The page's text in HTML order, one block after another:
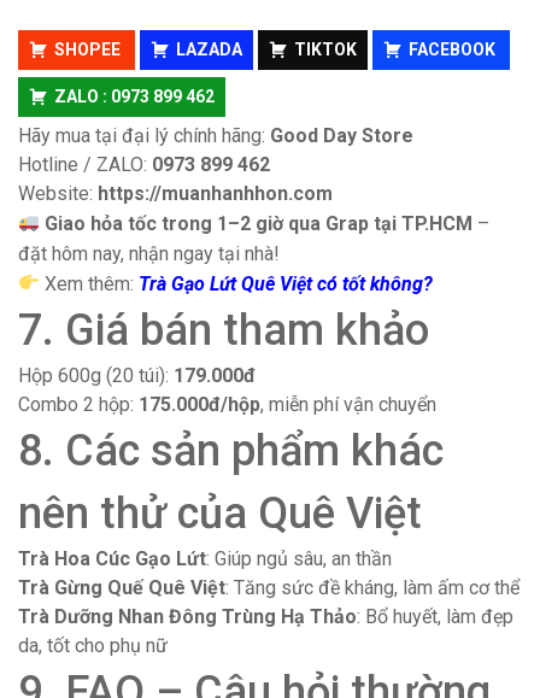
SHOPEE LAZADA TIKTOK FACEBOOK
ZALO : 0973 899 462
Hãy mua tại đại lý chính hãng: Good Day Store
Hotline / ZALO: 0973 899 462
Website: https://muanhanhhon.com
Giao hỏa tốc trong 1–2 giờ qua Grap tại TP.HCM –
đặt hôm nay, nhận ngay tại nhà!
Xem thêm: Trà Gạo Lứt Quê Việt có tốt không?
7. Giá bán tham khảo
Hộp 600g (20 túi): 179.000đ
Combo 2 hộp: 175.000đ/hộp, miễn phí vận chuyển
8. Các sản phẩm khác
nên thử của Quê Việt
Trà Hoa Cúc Gạo Lứt: Giúp ngủ sâu, an thần
Trà Gừng Quế Quê Việt: Tăng sức đề kháng, làm ấm cơ thể
Trà Dưỡng Nhan Đông Trùng Hạ Thảo: Bổ huyết, làm đẹp
da, tốt cho phụ nữ